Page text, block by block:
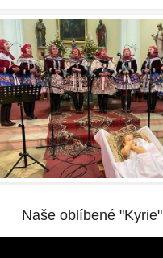
Naše oblíbené "Kyrie"